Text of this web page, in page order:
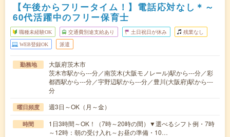
【午後からフリータイム！】電話応対なし＊～
60代活躍中のフリー保育士
職種未経験OK 交通費別途支給あり 土日祝日が休み 残業なし
WEB登録OK 派遣
勤務地
大阪府茨木市
茨木市駅から---分／南茨木(大阪モノレール)駅から---分／彩
都西駅から---分／宇野辺駅から---分／豊川(大阪府)駅から---
分
曜日頻度 週3日～OK（月～金）
時間
1日3時間～OK！（7時～20時の間）▼選べるシフト例・7時
～12時：朝の受け入れ～お昼の準備・10…